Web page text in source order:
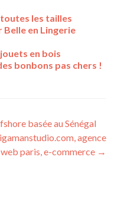
les tailles
Belle en Lingerie
en bois
bonbons pas chers !
basée au Sénégal
igamanstudio.com, agence
web paris, e-commerce →